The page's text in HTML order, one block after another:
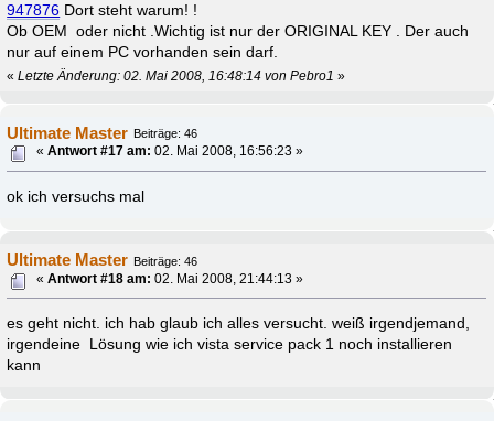
947876 Dort steht warum! !
Ob OEM oder nicht .Wichtig ist nur der ORIGINAL KEY . Der auch
nur auf einem PC vorhanden sein darf.
«Letzte Änderung: 02. Mai 2008, 16:48:14 von Pebro1 »
Ultimate Master Beiträge: 46
«Antwort #17 am: 02. Mai 2008, 16:56:23 »
ok ich versuchs mal
Ultimate Master Beiträge: 46
«Antwort #18 am: 02. Mai 2008, 21:44:13 »
es geht nicht. ich hab glaub ich alles versucht. weiß irgendjemand,
irgendeine Lösung wie ich vista service pack 1 noch installieren
kann